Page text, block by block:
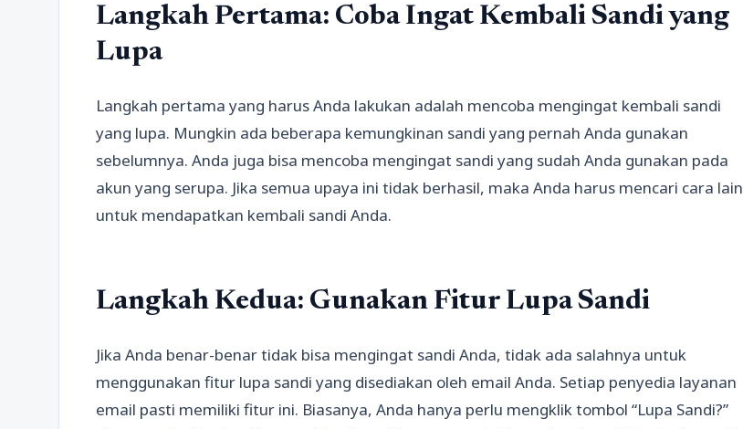
Langkah Pertama: Coba Ingat Kembali Sandi yang
Lupa
Langkah pertama yang harus Anda lakukan adalah mencoba mengingat kembali sandi
yang lupa. Mungkin ada beberapa kemungkinan sandi yang pernah Anda gunakan
sebelumnya. Anda juga bisa mencoba mengingat sandi yang sudah Anda gunakan pada
akun yang serupa. Jika semua upaya ini tidak berhasil, maka Anda harus mencari cara lain
untuk mendapatkan kembali sandi Anda.
Langkah Kedua: Gunakan Fitur Lupa Sandi
Jika Anda benar-benar tidak bisa mengingat sandi Anda, tidak ada salahnya untuk
menggunakan fitur lupa sandi yang disediakan oleh email Anda. Setiap penyedia layanan
email pasti memiliki fitur ini. Biasanya, Anda hanya perlu mengklik tombol “Lupa Sandi?”